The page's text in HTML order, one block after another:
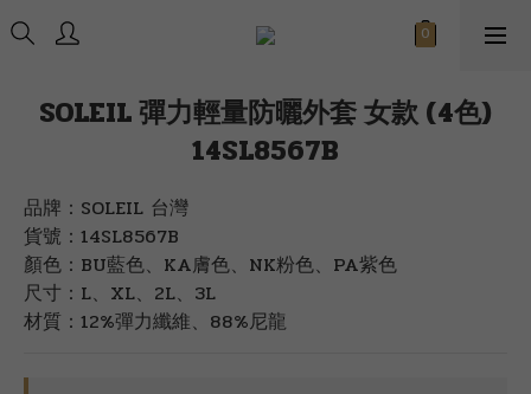
SOLEIL 彈力輕量防曬外套 女款 (4色)
14SL8567B
品牌：SOLEIL 台灣
貨號：14SL8567B
顏色：BU藍色、KA膚色、NK粉色、PA紫色
尺寸：L、XL、2L、3L
材質：12%彈力纖維、88%尼龍